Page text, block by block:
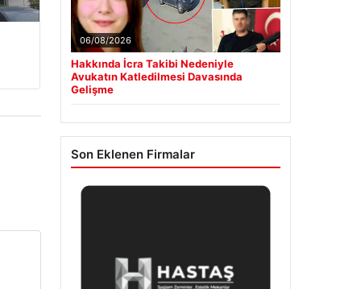
06/08/2026
Hakkında İcra Takibi Nedeniyle
Avukatın Katledilmesi Davasında
Gelişme
Son Eklenen Firmalar